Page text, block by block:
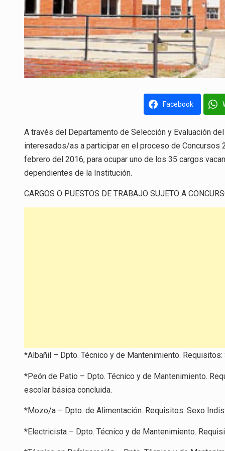
Facebook
A través del Departamento de Selección y Evaluación
interesados/as a participar en el proceso de
febrero del 2016, para ocupar uno de los 35 cargos
dependientes de la Institución.
CARGOS O PUESTOS DE TRABAJO SUJETO A
*Albañil – Dpto. Técnico y de Mantenimiento.
*Peón de Patio – Dpto. Técnico y de Mantenimiento.
escolar básica concluida.
*Mozo/a – Dpto. de Alimentación. Requisitos: Sexo
*Electricista – Dpto. Técnico y de Mantenimiento.